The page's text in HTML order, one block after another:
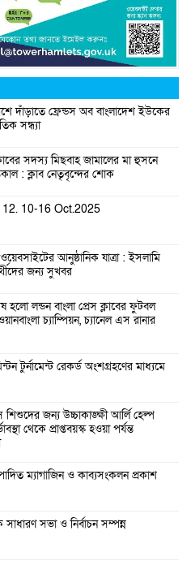
দাঁড়াতে ফ্রেন্ডস অব বাংলাদেশ ইউকের
সন্ধ্যা
সদস্য মিছবাহ জামালের মা হুসনে
: ক্লাব নেতৃবৃন্দের শোক
10-16 Oct.2025
আনুষ্ঠানিক যাত্রা : ইসলামি
জন্য সুখবর
হলো লন্ডন বাংলা প্রেস ক্লাবের ফুটবল
চ্যাম্পিয়ন, চ্যানেল এস রানার
টুর্নামেন্ট রেকর্ড অংশগ্রহণের মাধ্যমে
শিশুদের জন্য উচ্চাকাঙ্ক্ষী আর্লি হেল্প
থেকে প্রাপ্তবয়স্ক হওয়া পর্যন্ত
ম্যাগাজিন ও কাব্যসংকলন প্রকাশ
সাধারণ সভা ও নির্বাচন সম্পন্ন